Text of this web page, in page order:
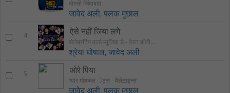
दोस्ती जिंदाबाद
जावेद अली,पलक मुछाल
4 ऐसे नहीं जिया लगे
सेलेब्रटिंग वर्ल्ड म्यूजिक डे - बेस्ट बॉलीवुड ऑफ़ रेड रिबन
श्रेया घोषाल,जावेद अली
5 ओरे पिया
प्यार मोहब्बत ेट्स - वैलेंटाइन्स
जावेद अली,पलक मुछाल